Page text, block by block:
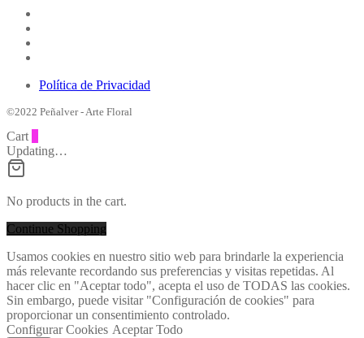
Política de Privacidad
©2022 Peñalver - Arte Floral
Cart
Updating…
No products in the cart.
Continue Shopping
Usamos cookies en nuestro sitio web para brindarle la experiencia
más relevante recordando sus preferencias y visitas repetidas. Al
hacer clic en "Aceptar todo", acepta el uso de TODAS las cookies.
Sin embargo, puede visitar "Configuración de cookies" para
proporcionar un consentimiento controlado.
Configurar Cookies Aceptar Todo